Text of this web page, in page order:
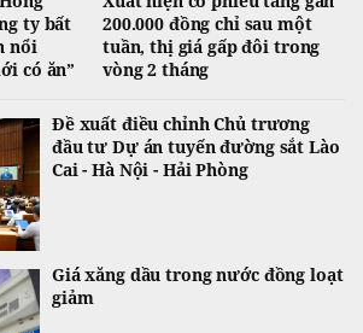
ty bất
nổi
có ăn”
200.000 đồng chỉ sau một
tuần, thị giá gấp đôi trong
vòng 2 tháng
Đề xuất điều chỉnh Chủ trương
đầu tư Dự án tuyến đường sắt Lào
Cai - Hà Nội - Hải Phòng
Giá xăng dầu trong nước đồng loạt
giảm